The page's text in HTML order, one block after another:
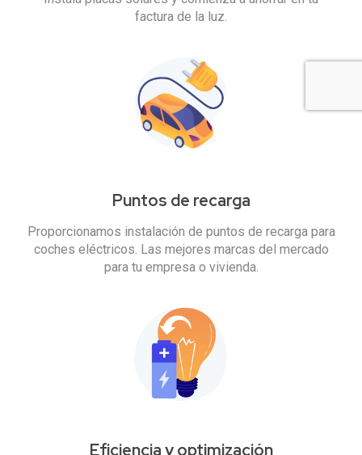
factura de la luz.
Puntos de recarga
Proporcionamos instalación de puntos de recarga para
coches eléctricos. Las mejores marcas del mercado
para tu empresa o vivienda.
Eficiencia y optimización